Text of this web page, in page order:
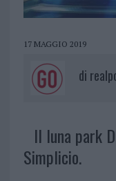
17 MAGGIO 2019
di
Il luna park
Simplicio.